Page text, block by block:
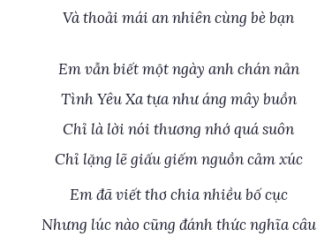
Và thoải mái an nhiên cùng bè bạn
Em vẫn biết một ngày anh chán nản
Tình Yêu Xa tựa như áng mây buồn
Chỉ là lời nói thương nhớ quá suôn
Chỉ lặng lẽ giấu giếm nguồn cảm xúc
Em đã viết thơ chia nhiều bố cục
Nhưng lúc nào cũng đánh thức nghĩa câu